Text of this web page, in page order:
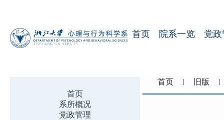
首页 院系一览 党
首页
系所概况
党政管理
首页 旧版